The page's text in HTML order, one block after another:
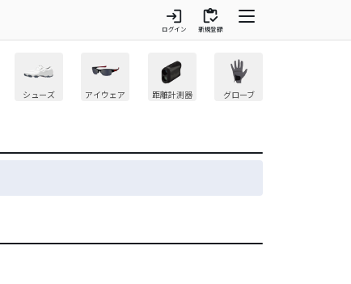
login
ログイン
inventory
新規登録
シューズ アイウェア 距離計測器 グローブ